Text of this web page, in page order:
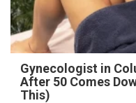
Gynecologist in
After 50 Comes
This)